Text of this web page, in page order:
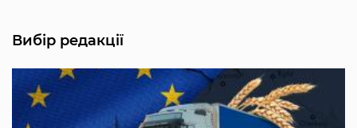
Вибір редакції